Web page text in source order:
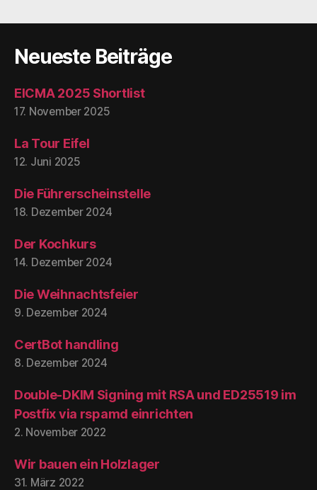
Neueste Beiträge
EICMA 2025 Shortlist
17. November 2025
La Tour Eifel
12. Juni 2025
Die Führerscheinstelle
18. Dezember 2024
Der Kochkurs
14. Dezember 2024
Die Weihnachtsfeier
9. Dezember 2024
CertBot handling
8. Dezember 2024
Double-DKIM Signing mit RSA und ED25519 im
Postfix via rspamd einrichten
2. November 2022
Wir bauen ein Holzlager
31. März 2022